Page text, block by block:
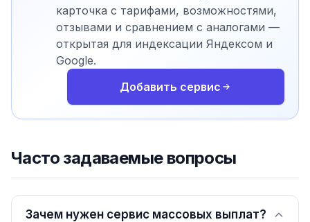
карточка с тарифами, возможностями,
отзывами и сравнением с аналогами —
открытая для индексации Яндексом и
Google.
Добавить сервис
Часто задаваемые вопросы
Зачем нужен сервис массовых выплат?